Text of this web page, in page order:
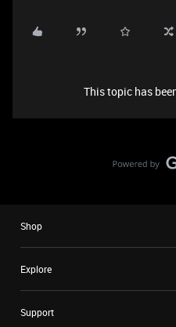
This topic has
Shop
Explore
Support